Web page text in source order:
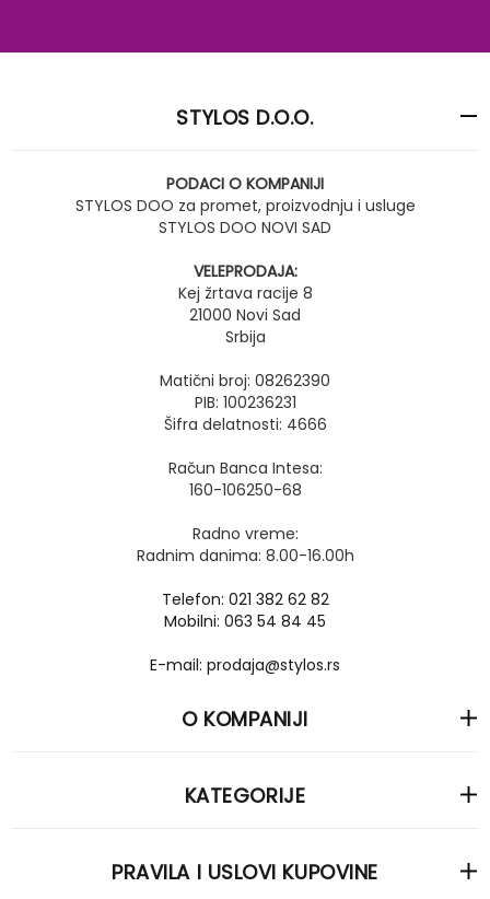
STYLOS D.O.O.
PODACI O KOMPANIJI
STYLOS DOO za promet, proizvodnju i usluge
STYLOS DOO NOVI SAD
VELEPRODAJA:
Kej žrtava racije 8
21000 Novi Sad
Srbija
Matični broj: 08262390
PIB: 100236231
Šifra delatnosti: 4666
Račun Banca Intesa:
160-106250-68
Radno vreme:
Radnim danima: 8.00-16.00h
Telefon: 021 382 62 82
Mobilni: 063 54 84 45
E-mail: prodaja@stylos.rs
O KOMPANIJI
KATEGORIJE
PRAVILA I USLOVI KUPOVINE